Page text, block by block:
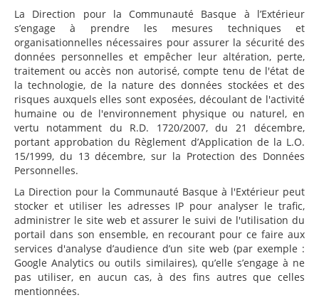
La Direction pour la Communauté Basque à l’Extérieur
s’engage à prendre les mesures techniques et
organisationnelles nécessaires pour assurer la sécurité des
données personnelles et empêcher leur altération, perte,
traitement ou accès non autorisé, compte tenu de l'état de
la technologie, de la nature des données stockées et des
risques auxquels elles sont exposées, découlant de l'activité
humaine ou de l'environnement physique ou naturel, en
vertu notamment du R.D. 1720/2007, du 21 décembre,
portant approbation du Règlement d’Application de la L.O.
15/1999, du 13 décembre, sur la Protection des Données
Personnelles.
La Direction pour la Communauté Basque à l'Extérieur peut
stocker et utiliser les adresses IP pour analyser le trafic,
administrer le site web et assurer le suivi de l'utilisation du
portail dans son ensemble, en recourant pour ce faire aux
services d'analyse d’audience d’un site web (par exemple :
Google Analytics ou outils similaires), qu’elle s’engage à ne
pas utiliser, en aucun cas, à des fins autres que celles
mentionnées.